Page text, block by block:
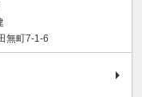
無町7-1-6